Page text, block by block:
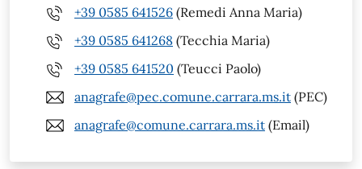
+39 0585 641526 (Remedi Anna Maria)
+39 0585 641268 (Tecchia Maria)
+39 0585 641520 (Teucci Paolo)
anagrafe@pec.comune.carrara.ms.it (PEC)
anagrafe@comune.carrara.ms.it (Email)